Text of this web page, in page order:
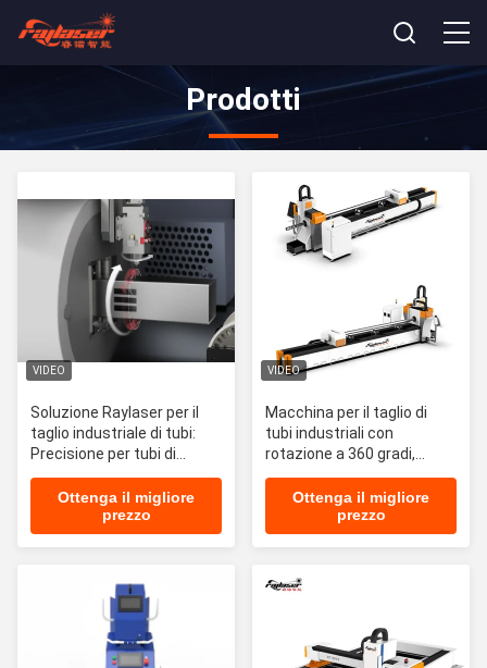
Prodotti
VIDEO
Soluzione Raylaser per il
taglio industriale di tubi:
Precisione per tubi di
diametro medio 20-350mm
Ottenga il migliore
prezzo
VIDEO
Macchina per il taglio di
tubi industriali con
rotazione a 360 gradi,
precisione di serraggio 0,03
mm e taglio smussato a
Ottenga il migliore
prezzo